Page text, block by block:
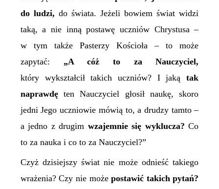
do ludzi, do świata. Jeżeli bowiem świat widzi
taką, a nie inną postawę uczniów Chrystusa –
w tym także Pasterzy Kościoła – to może
zapytać: „A cóż to za Nauczyciel,
który wykształcił takich uczniów? I jakątak
naprawdęten Nauczyciel głosił naukę, skoro
jedni Jego uczniowie mówią to, a drudzy tamto –
a jedno z drugim wzajemnie się wyklucza? Co
to za nauka i co to za Nauczyciel?”
Czyż dzisiejszy świat nie może odnieść takiego
wrażenia? Czy nie możepostawić takich pytań?